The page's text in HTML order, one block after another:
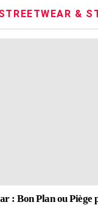
&
: Bon Plan ou Piège